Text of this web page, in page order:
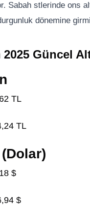
Sabah stlerinde ons
dönemine
Güncel
TL
TL
$
$